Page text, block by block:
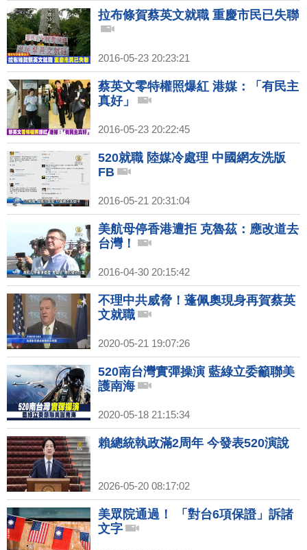
拉布條賀蔡英文就職 重慶市民已失聯
2016-05-23 20:23:21
蔡英文零特權照爆紅 港媒：「有民主
真好」
2016-05-23 20:22:45
520就職 陸媒冷處理 中國網友洗版
FB
2016-05-21 20:31:04
美航母停香港遭拒 克魯茲：應改道去
台灣！
2016-04-30 20:15:42
不理中共威脅！蓬佩奧現身再賀蔡英
文就職
2020-05-21 19:07:26
520南台灣實彈操演 藍綠立委籲聯美
護南海
2020-05-18 21:15:34
賴總統執政滿2周年 今發表520演說
2026-05-20 08:17:02
美眾院通過！ 「對台6項保證」訴諸
文字